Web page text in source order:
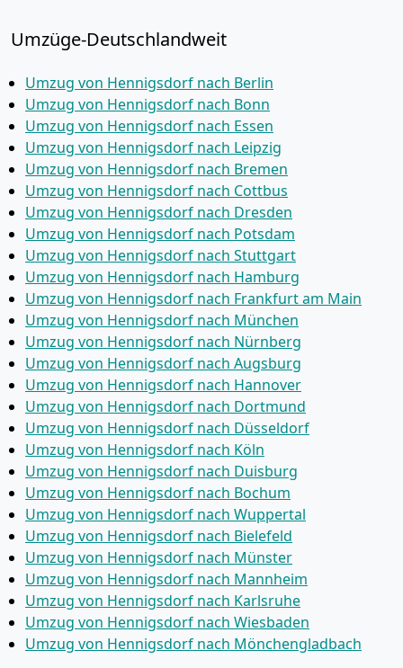
Umzüge-Deutschlandweit
Umzug von Hennigsdorf nach Berlin
Umzug von Hennigsdorf nach Bonn
Umzug von Hennigsdorf nach Essen
Umzug von Hennigsdorf nach Leipzig
Umzug von Hennigsdorf nach Bremen
Umzug von Hennigsdorf nach Cottbus
Umzug von Hennigsdorf nach Dresden
Umzug von Hennigsdorf nach Potsdam
Umzug von Hennigsdorf nach Stuttgart
Umzug von Hennigsdorf nach Hamburg
Umzug von Hennigsdorf nach Frankfurt am Main
Umzug von Hennigsdorf nach München
Umzug von Hennigsdorf nach Nürnberg
Umzug von Hennigsdorf nach Augsburg
Umzug von Hennigsdorf nach Hannover
Umzug von Hennigsdorf nach Dortmund
Umzug von Hennigsdorf nach Düsseldorf
Umzug von Hennigsdorf nach Köln
Umzug von Hennigsdorf nach Duisburg
Umzug von Hennigsdorf nach Bochum
Umzug von Hennigsdorf nach Wuppertal
Umzug von Hennigsdorf nach Bielefeld
Umzug von Hennigsdorf nach Münster
Umzug von Hennigsdorf nach Mannheim
Umzug von Hennigsdorf nach Karlsruhe
Umzug von Hennigsdorf nach Wiesbaden
Umzug von Hennigsdorf nach Mönchen­gladbach